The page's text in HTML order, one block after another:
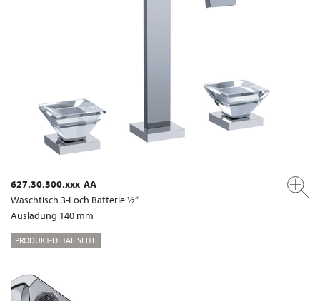
627.30.300.xxx-AA
Waschtisch 3-Loch Batterie ½“
Ausladung 140 mm
PRODUKT-DETAILSEITE